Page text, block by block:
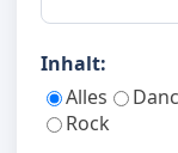
Inhalt:
Alles
Rock